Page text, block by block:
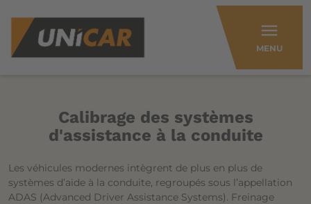
MENU
menu
Calibrage des systèmes
d'assistance à la conduite
Les véhicules modernes intègrent de plus en plus de
systèmes d’aide à la conduite, regroupés sous l’appellation
ADAS (Advanced Driver Assistance Systems). Freinage